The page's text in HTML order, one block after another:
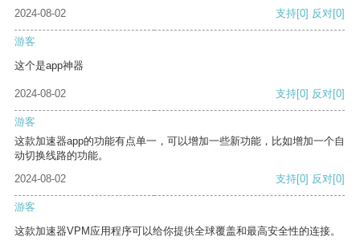
2024-08-02
支持[0] 反对[0]
游客
这个是app神器
2024-08-02 支持[0] 反对[0]
游客
这款加速器app的功能有点单一，可以增加一些新功能，比如增加一个自
动切换线路的功能。
2024-08-02
支持[0] 反对[0]
游客
这款加速器VPM应用程序可以给你提供全球覆盖和最高安全性的连接。